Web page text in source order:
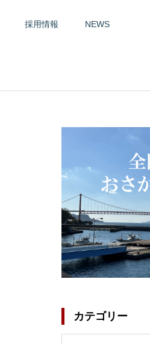
採用情報 NEWS
カテゴリー